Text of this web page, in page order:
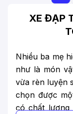
XE ĐẠP
Nhiều ba mẹ
như là món
vừa rèn luyện
chọn được
có chất lượng